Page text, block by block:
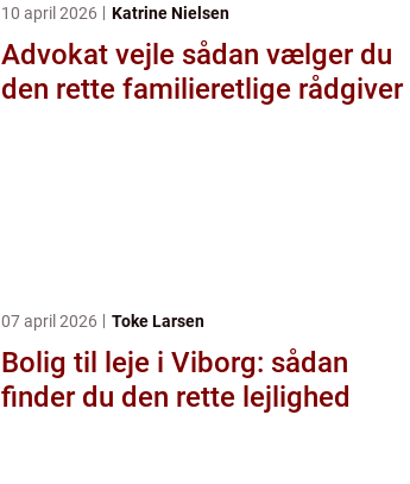
10 april 2026 Katrine Nielsen
Advokat vejle sådan vælger du
den rette familieretlige rådgiver
07 april 2026 Toke Larsen
Bolig til leje i Viborg: sådan
finder du den rette lejlighed